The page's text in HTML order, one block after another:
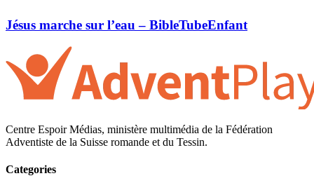
Jésus marche sur l’eau – BibleTubeEnfant
Centre Espoir Médias, ministère multimédia de la Fédération
Adventiste de la Suisse romande et du Tessin.
Categories